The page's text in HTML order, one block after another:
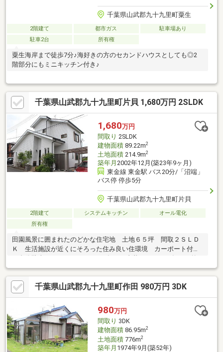
千葉県山武郡九十九里町粟生
2階建て 都市ガス
駐車場あり
駐車2台
所有権
粟生海岸まで徒歩7分♪海好きの方のセカンドハウスとしても◎2
階部分にもミニキッチン付き♪
千葉県山武郡九十九里町片貝 1,680万円 2SLDK
1,680万円
間取り 2SLDK
建物面積89.22m2
土地面積214.9m2
築年月 2002年12月(築23年9ヶ月)
東金線 東金駅 バス20分/「沼端」
バス停 停歩5分
千葉県山武郡九十九里町片貝
2階建て システムキッチン
オール電化
所有権
田園風景に囲まれたのどかな住宅地 土地６５坪 間取２ＳＬＤ
Ｋ 生活施設が近くにそろった住み良い住環境 カーポート付き
装リフォーム歴あり
千葉県山武郡九十九里町作田 980万円 3DK
980万円
間取り 3DK
建物面積86.95m2
土地面積776m2
築年月 1974年9月(築52年)